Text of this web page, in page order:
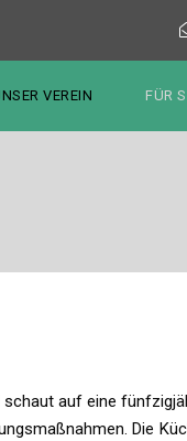
VEREIN FÜR
auf eine
Die